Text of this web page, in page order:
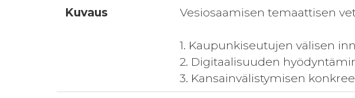
Kuvaus
Vesiosaamisen temaattisen
1. Kaupunkiseutujen välisen
2. Digitaalisuuden
3. Kansainvälistymisen